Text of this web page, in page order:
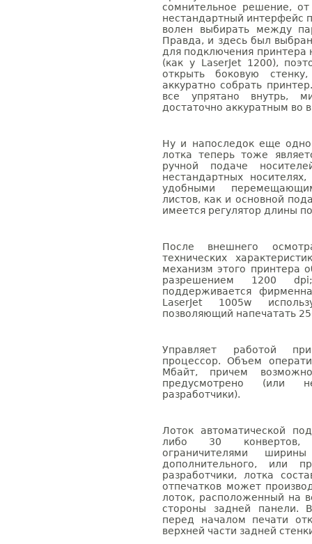
сомнительное решение,
нестандартный интерфейс
волен выбирать между
Правда, и здесь был
для подключения принтера
(как у LaserJet 1200),
открыть боковую
аккуратно собрать
все упрятано внутрь,
достаточно аккуратным во
Ну и напоследок еще
лотка теперь тоже
ручной подаче
нестандартных
удобными
листов, как и основной
имеется регулятор длины
После внешнего
технических
механизм этого принтера
разрешением 1200
поддерживается
LaserJet 1005w
позволяющий напечатать
Управляет работой
процессор. Объем
Мбайт, причем
предусмотрено (или
разработчики).
Лоток автоматической
либо 30 конвертов,
ограничителями
дополнительного, или
разработчики, лотка
отпечатков может
лоток, расположенный на
стороны задней панели.
перед началом печати
верхней части задней